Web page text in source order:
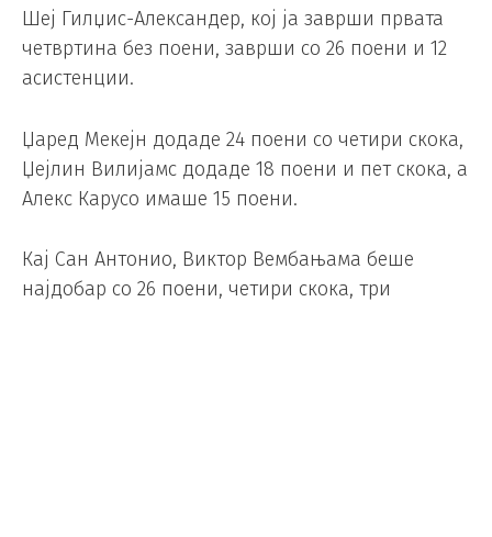
Шеј Гилџис-Александер, кој ја заврши првата
четвртина без поени, заврши со 26 поени и 12
асистенции.
Џаред Мекејн додаде 24 поени со четири скока,
Џејлин Вилијамс додаде 18 поени и пет скока, а
Алекс Карусо имаше 15 поени.
Кај Сан Антонио, Виктор Вембањама беше
најдобар со 26 поени, четири скока, три